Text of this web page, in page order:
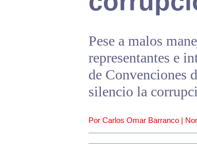
Pese a malos
representantes e
de Convenciones
silencio la
Por Carlos Omar Barranco |